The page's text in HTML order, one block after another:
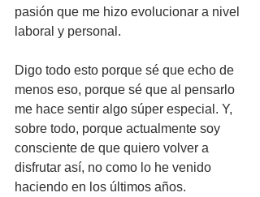
pasión que me hizo evolucionar a nivel
laboral y personal.
Digo todo esto porque sé que echo de
menos eso, porque sé que al pensarlo
me hace sentir algo súper especial. Y,
sobre todo, porque actualmente soy
consciente de que quiero volver a
disfrutar así, no como lo he venido
haciendo en los últimos años.